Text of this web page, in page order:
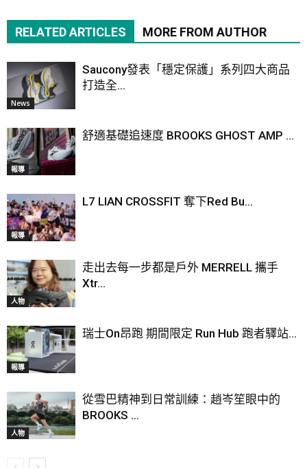
RELATED ARTICLES MORE FROM AUTHOR
News
Saucony發表「穩定保護」系列四大商品
打造全...
報導
舒適基礎追速度 BROOKS GHOST AMP ...
報導
L7 LIAN CROSSFIT 奪下Red Bu...
人物
走出去每一步都是戶外 MERRELL 攜手
Xtr...
報導
瑞士On昂跑 期間限定 Run Hub 跑者驛站...
人物
從雪巴精神到日常訓練：趙岑笙眼中的
BROOKS ...